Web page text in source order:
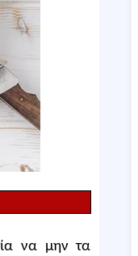
να μην τα